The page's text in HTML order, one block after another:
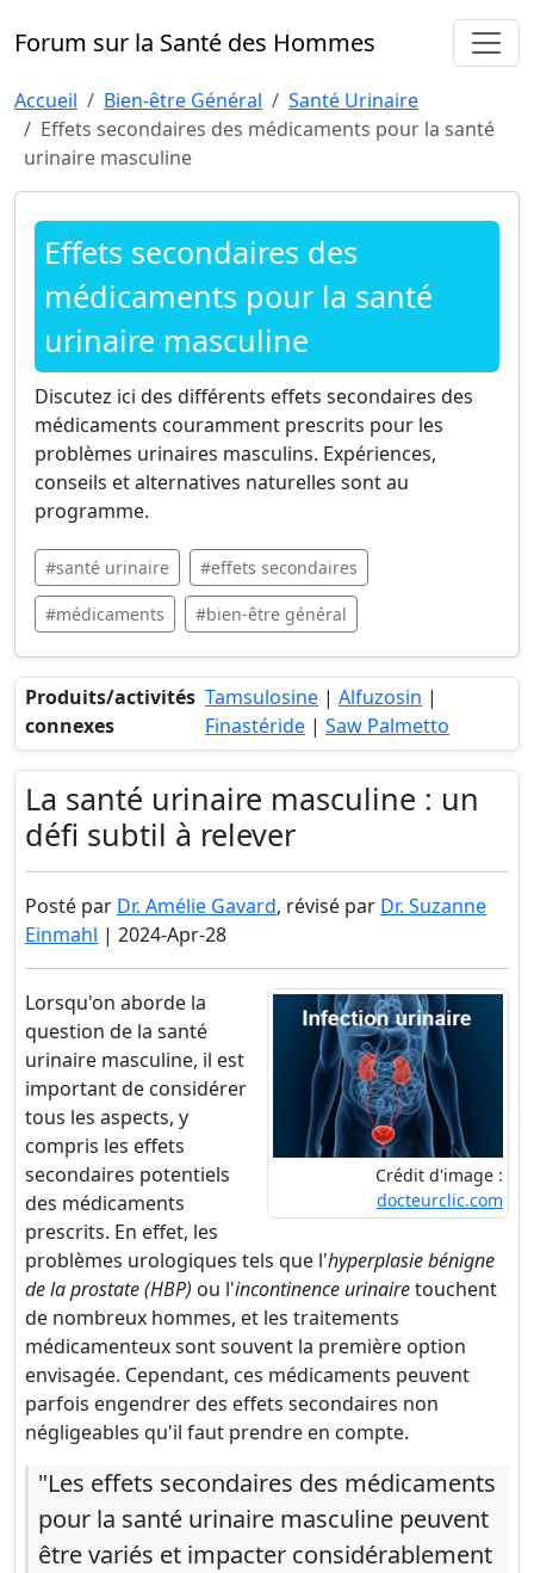
Forum sur la Santé des Hommes
Accueil Bien-être Général
Santé Urinaire
Effets secondaires des médicaments pour la santé
urinaire masculine
Effets secondaires des
médicaments pour la santé
urinaire masculine
Discutez ici des différents effets secondaires des
médicaments couramment prescrits pour les
problèmes urinaires masculins. Expériences,
conseils et alternatives naturelles sont au
programme.
#santé urinaire #effets secondaires
#médicaments #bien-être général
Produits/activités
connexes
Tamsulosine | Alfuzosin |
Finastéride | Saw Palmetto
La santé urinaire masculine : un
défi subtil à relever
Posté par Dr. Amélie Gavard, révisé par Dr. Suzanne
Einmahl | 2024-Apr-28
Crédit d'image :
docteurclic.com
Lorsqu'on aborde la
question de la santé
urinaire masculine, il est
important de considérer
tous les aspects, y
compris les effets
secondaires potentiels
des médicaments
prescrits. En effet, les
problèmes urologiques tels que l'hyperplasie bénigne
de la prostate (HBP) ou l'incontinence urinairetouchent
de nombreux hommes, et les traitements
médicamenteux sont souvent la première option
envisagée. Cependant, ces médicaments peuvent
parfois engendrer des effets secondaires non
négligeables qu'il faut prendre en compte.
"Les effets secondaires des médicaments
pour la santé urinaire masculine peuvent
être variés et impacter considérablement